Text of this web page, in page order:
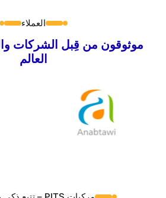
العملاء
موثوقون من قِبل الشركات
العالم